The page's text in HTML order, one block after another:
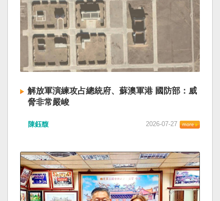
解放軍演練攻占總統府、蘇澳軍港 國防部：威
脅非常嚴峻
陳鈺馥 2026-07-27